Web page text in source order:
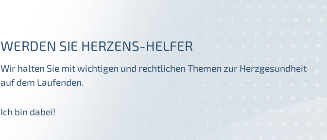
WERDEN SIE HERZENS-HELFER
Wir halten Sie mit wichtigen und rechtlichen Themen zur Herzgesundheit
auf dem Laufenden.
Ich bin dabei!